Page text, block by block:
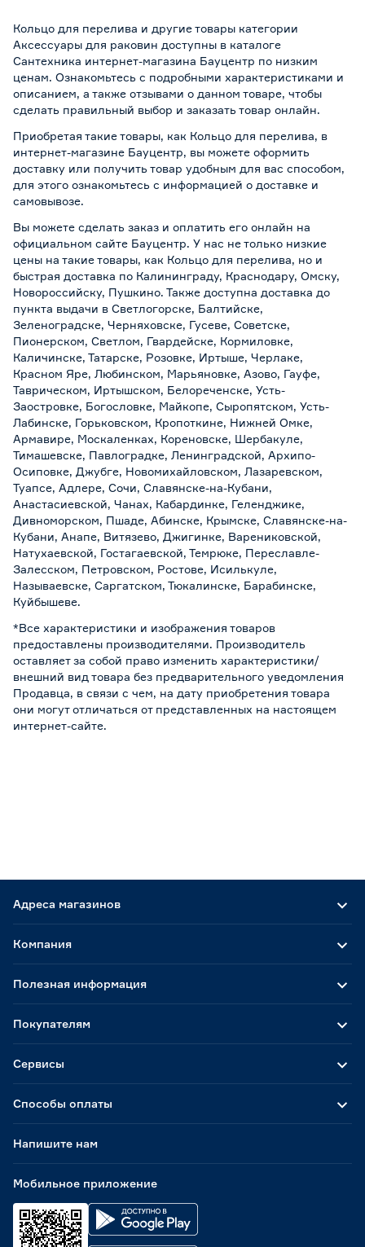
Кольцо для перелива и другие товары категории
Аксессуары для раковин доступны в каталоге
Сантехника интернет-магазина Бауцентр по низким
ценам. Ознакомьтесь с подробными характеристиками и
описанием, а также отзывами о данном товаре, чтобы
сделать правильный выбор и заказать товар онлайн.
Приобретая такие товары, как Кольцо для перелива, в
интернет-магазине Бауцентр, вы можете оформить
доставку или получить товар удобным для вас способом,
для этого ознакомьтесь с информацией о доставке и
самовывозе.
Вы можете сделать заказ и оплатить его онлайн на
официальном сайте Бауцентр. У нас не только низкие
цены на такие товары, как Кольцо для перелива, но и
быстрая доставка по Калининграду, Краснодару, Омску,
Новороссийску, Пушкино. Также доступна доставка до
пункта выдачи в Светлогорске, Балтийске,
Зеленоградске, Черняховске, Гусеве, Советске,
Пионерском, Светлом, Гвардейске, Кормиловке,
Каличинске, Татарске, Розовке, Иртыше, Черлаке,
Красном Яре, Любинском, Марьяновке, Азово, Гауфе,
Таврическом, Иртышском, Белореченске, Усть-
Заостровке, Богословке, Майкопе, Сыропятском, Усть-
Лабинске, Горьковском, Кропоткине, Нижней Омке,
Армавире, Москаленках, Кореновске, Шербакуле,
Тимашевске, Павлоградке, Ленинградской, Архипо-
Осиповке, Джубге, Новомихайловском, Лазаревском,
Туапсе, Адлере, Сочи, Славянске-на-Кубани,
Анастасиевской, Чанах, Кабардинке, Геленджике,
Дивноморском, Пшаде, Абинске, Крымске, Славянске-на-
Кубани, Анапе, Витязево, Джигинке, Варениковской,
Натухаевской, Гостагаевской, Темрюке, Переславле-
Залесском, Петровском, Ростове, Исилькуле,
Называевске, Саргатском, Тюкалинске, Барабинске,
Куйбышеве.
*Все характеристики и изображения товаров
предоставлены производителями. Производитель
оставляет за собой право изменить характеристики/
внешний вид товара без предварительного уведомления
Продавца, в связи с чем, на дату приобретения товара
они могут отличаться от представленных на настоящем
интернет-сайте.
Адреса магазинов
Способы оплаты
Мобильное приложение
Компания
Полезная информация
Покупателям
Сервисы
Напишите нам